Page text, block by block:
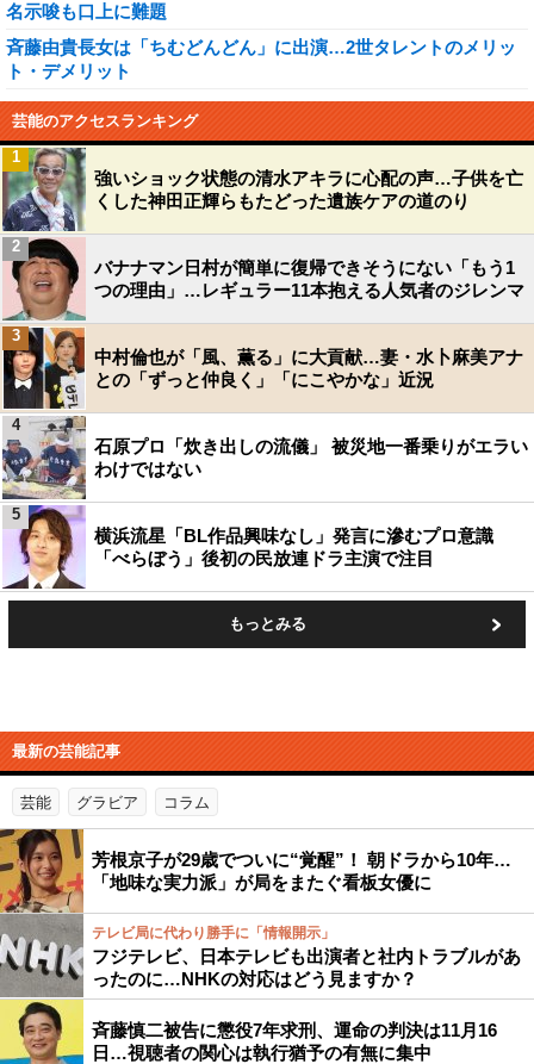
名示唆も口上に難題
斉藤由貴長女は「ちむどんどん」に出演…2世タレントのメリッ
ト・デメリット
芸能のアクセスランキング
強いショック状態の清水アキラに心配の声…子供を亡
くした神田正輝らもたどった遺族ケアの道のり
1
バナナマン日村が簡単に復帰できそうにない「もう1
つの理由」…レギュラー11本抱える人気者のジレンマ
2
中村倫也が「風、薫る」に大貢献…妻・水卜麻美アナ
との「ずっと仲良く」「にこやかな」近況
3
石原プロ「炊き出しの流儀」 被災地一番乗りがエラい
わけではない
4
横浜流星「BL作品興味なし」発言に滲むプロ意識
「べらぼう」後初の民放連ドラ主演で注目
5
もっとみる
最新の芸能記事
芸能 グラビア コラム
芳根京子が29歳でついに“覚醒”！ 朝ドラから10年…
「地味な実力派」が局をまたぐ看板女優に
テレビ局に代わり勝手に「情報開示」
フジテレビ、日本テレビも出演者と社内トラブルがあ
ったのに…NHKの対応はどう見ますか？
斉藤慎二被告に懲役7年求刑、運命の判決は11月16
日…視聴者の関心は執行猶予の有無に集中